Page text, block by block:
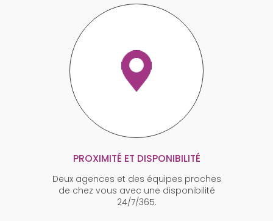
PROXIMITÉ ET DISPONIBILITÉ
Deux agences et des équipes proches
de chez vous avec une disponibilité
24/7/365.